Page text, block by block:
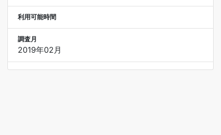
利用可能時間
調査月
2019年02月